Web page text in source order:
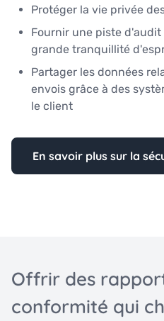
Protéger la vie privée
Fournir une piste
grande tranquillité
Partager les données
envois grâce à des
le client
En savoir plus sur la
Offrir des
conformité qui